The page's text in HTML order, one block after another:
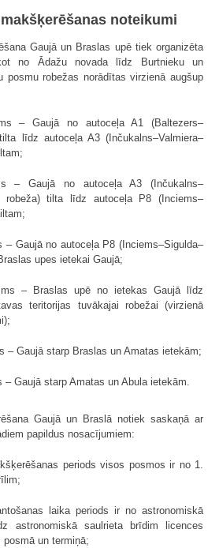
noteikumi
Gaujā un Braslas upē tiek organizēta
no Ādažu novada līdz Burtnieku un
posmu robežas norādītas virzienā augšup
– Gaujā no autoceļa A1 (Baltezers–
līdz autoceļa A3 (Inčukalns–Valmiera–
– Gaujā no autoceļa A3 (Inčukalns–
robeža) tilta līdz autoceļa P8 (Inciems–
– Gaujā no autoceļa P8 (Inciems–Sigulda–
upes ietekai Gaujā;
– Braslas upē no ietekas Gaujā līdz
teritorijas tuvākajai robežai (virzienā
– Gaujā starp Braslas un Amatas ietekām;
Gaujā starp Amatas un Abula ietekām.
Gaujā un Braslā notiek saskaņā ar
papildus nosacījumiem:
periods visos posmos ir no 1.
laika periods ir no astronomiskā
astronomiskā saulrieta brīdim licences
posmā un termiņā;